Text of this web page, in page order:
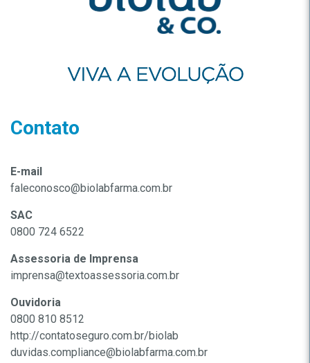
Contato
E-mail
faleconosco@biolabfarma.com.br
SAC
0800 724 6522
Assessoria de Imprensa
imprensa@textoassessoria.com.br
Ouvidoria
0800 810 8512
http://contatoseguro.com.br/biolab
duvidas.compliance@biolabfarma.com.br